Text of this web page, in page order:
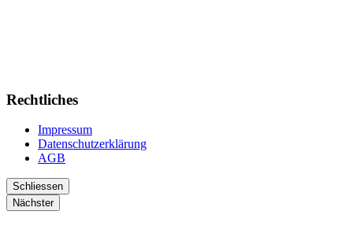
Rechtliches
Impressum
Datenschutzerklärung
AGB
Schliessen
Nächster